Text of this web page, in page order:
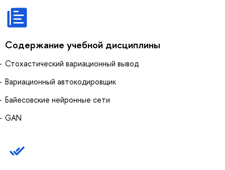
Содержание учебной дисциплины
Стохастический вариационный вывод
Вариационный автокодировщик
Байесовские нейронные сети
GAN